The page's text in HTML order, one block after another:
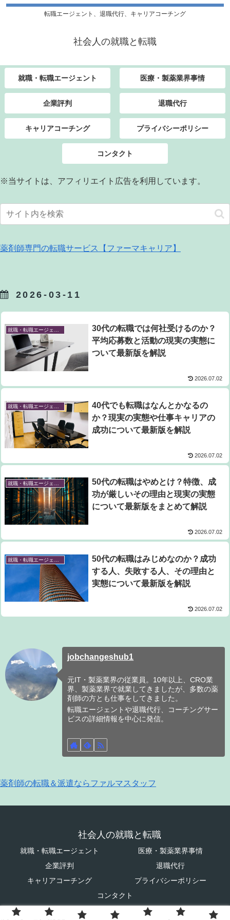
転職エージェント、退職代行、キャリアコーチング
社会人の就職と転職
就職・転職エージェント 医療・製薬業界事情
企業評判 退職代行
キャリアコーチング プライバシーポリシー
コンタクト
※当サイトは、アフィリエイト広告を利用しています。
薬剤師専門の転職サービス【ファーマキャリア】
2026-03-11
30代の転職では何社受けるのか？
平均応募数と活動の現実の実態に
ついて最新版を解説
2026.07.02
就職・転職エージェント
40代でも転職はなんとかなるの
か？現実の実態や仕事キャリアの
成功について最新版を解説
2026.07.02
50代の転職はやめとけ？特徴、成
功が厳しいその理由と現実の実態
について最新版をまとめて解説
2026.07.02
50代の転職はみじめなのか？成功
する人、失敗する人、その理由と
実態について最新版を解説
2026.07.02
jobchangeshub1
元IT・製薬業界の従業員。10年以上、CRO業
界、製薬業界で就業してきましたが、多数の薬
剤師の方とも仕事をしてきました。
転職エージェントや退職代行、コーチングサー
ビスの詳細情報を中心に発信。
薬剤師の転職＆派遣ならファルマスタッフ
社会人の就職と転職
就職・転職エージェント
医療・製薬業界事情
企業評判
退職代行
キャリアコーチング
プライバシーポリシー
コンタクト
© 2023 社会人の就職と転職.